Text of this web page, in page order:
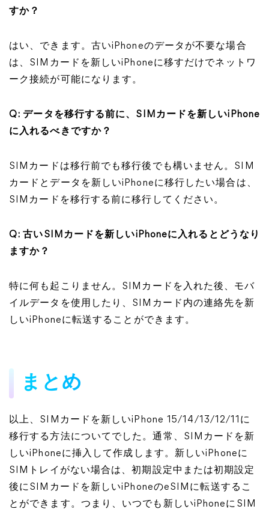
すか？
はい、できます。古いiPhoneのデータが不要な場合
は、SIMカードを新しいiPhoneに移すだけでネットワ
ーク接続が可能になります。
Q: データを移行する前に、SIMカードを新しいiPhone
に入れるべきですか？
SIMカードは移行前でも移行後でも構いません。SIM
カードとデータを新しいiPhoneに移行したい場合は、
SIMカードを移行する前に移行してください。
Q: 古いSIMカードを新しいiPhoneに入れるとどうなり
ますか？
特に何も起こりません。SIMカードを入れた後、モバ
イルデータを使用したり、SIMカード内の連絡先を新
しいiPhoneに転送することができます。
まとめ
以上、SIMカードを新しいiPhone 15/14/13/12/11に
移行する方法についてでした。通常、SIMカードを新
しいiPhoneに挿入して作成します。新しいiPhoneに
SIMトレイがない場合は、初期設定中または初期設定
後にSIMカードを新しいiPhoneのeSIMに転送するこ
とができます。つまり、いつでも新しいiPhoneにSIM